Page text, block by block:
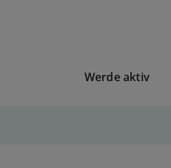
Werde aktiv